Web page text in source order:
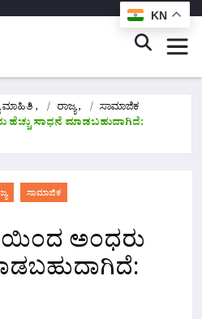
ಮಾಹಿತಿ, ರಾಜ್ಯ,
ಸಾಮಾಜಿಕ
ಹೆಚ್ಚು ಸಾಧನೆ ಮಾಡಬಹುದಾಗಿದೆ:
ಸಾಮಾಜಿಕ
ಅಂಧರು
KN